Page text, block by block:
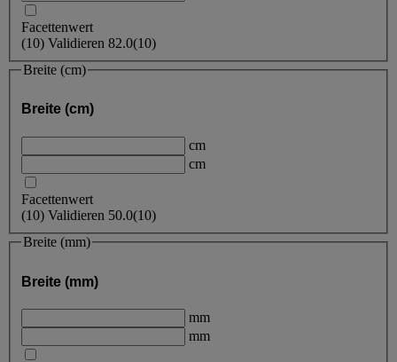
Facettenwert
(10) Validieren 82.0(10)
Breite (cm)
Breite (cm)
cm
cm
Facettenwert
(10) Validieren 50.0(10)
Breite (mm)
Breite (mm)
mm
mm